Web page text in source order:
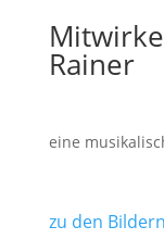
Rainer
eine
zu den Bildern